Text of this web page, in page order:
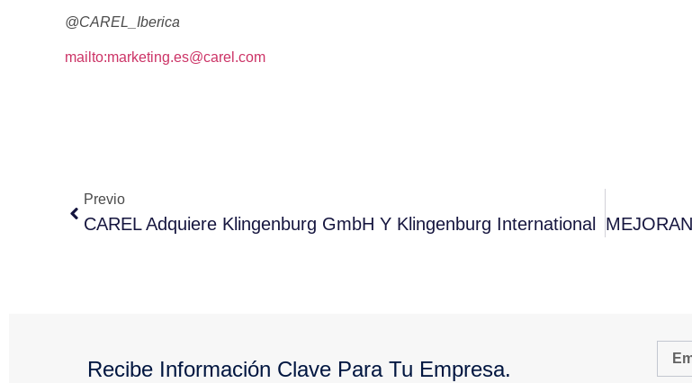
@CAREL_Iberica
mailto:marketing.es@carel.com
Previo
CAREL Adquiere Klingenburg GmbH Y Klingenburg International
Recibe Información Clave Para Tu Empresa.